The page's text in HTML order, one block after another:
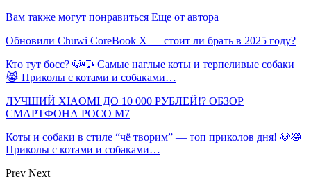
Вам также могут понравиться Еще от автора
Обновили Chuwi CoreBook X — стоит ли брать в 2025 году?
Кто тут босс? 🐶😼 Самые наглые коты и терпеливые собаки
😹 Приколы с котами и собаками…
ЛУЧШИЙ XIAOMI ДО 10 000 РУБЛЕЙ!? ОБЗОР
СМАРТФОНА POCO M7
Коты и собаки в стиле “чё творим” — топ приколов дня! 🐶😹
Приколы с котами и собаками…
Prev Next